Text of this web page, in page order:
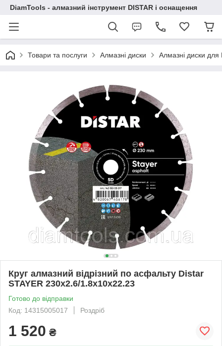
DiamTools - алмазний інструмент DISTAR і оснащення
Товари та послуги Алмазні диски Алмазні диски
Круг алмазний відрізний по асфальту Distar
STAYER 230x2.6/1.8x10x22.23
Готово до відправки
Код: 14315005017
Роздріб
1 520 ₴